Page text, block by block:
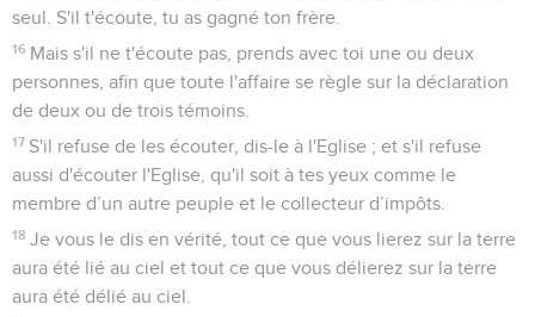
seul. S'il t'écoute, tu as gagné ton frère.
16 Mais s'il ne t'écoute pas, prends avec toi une ou deux
personnes, afin que toute l'affaire se règle sur la déclaration
de deux ou de trois témoins.
17 S'il refuse de les écouter, dis-le à l'Eglise ; et s'il refuse
aussi d'écouter l'Eglise, qu'il soit à tes yeux comme le
membre d’un autre peuple et le collecteur d’impôts.
18 Je vous le dis en vérité, tout ce que vous lierez sur la terre
aura été lié au ciel et tout ce que vous délierez sur la terre
aura été délié au ciel.